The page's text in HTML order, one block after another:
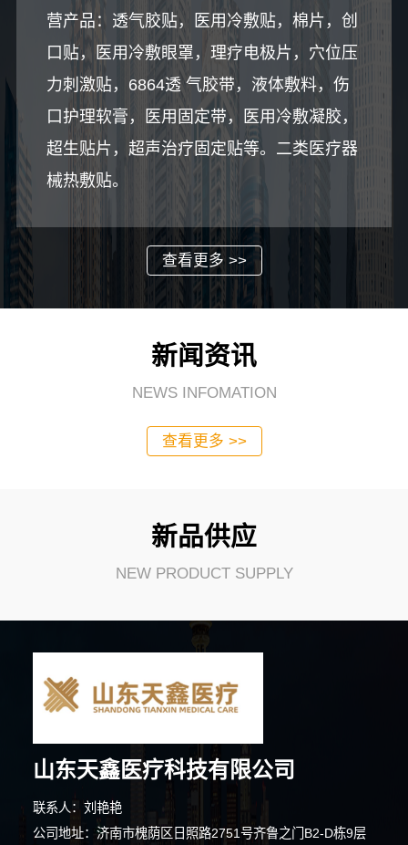
营产品：透气胶贴，医用冷敷贴，棉片，创
口贴，医用冷敷眼罩，理疗电极片，穴位压
力刺激贴，6864透 气胶带，液体敷料，伤
口护理软膏，医用固定带，医用冷敷凝胶，
超生贴片，超声治疗固定贴等。二类医疗器
械热敷贴。
查看更多 >>
新闻资讯
NEWS INFOMATION
查看更多 >>
新品供应
NEW PRODUCT SUPPLY
山东天鑫医疗科技有限公司
联系人：刘艳艳
公司地址：济南市槐荫区日照路2751号齐鲁之门B2-D栋9层
9分钟前 周小姐 正在咨询
2分钟前 顾女士 正在咨询